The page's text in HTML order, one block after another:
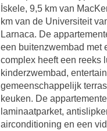
İskele, 9,5 km van
km van de Universiteit
Larnaca. De
een buitenzwembad met
complex heeft een reeks
kinderzwembad,
gemeenschappelijk
keuken. De
laminaatparket,
airconditioning en een